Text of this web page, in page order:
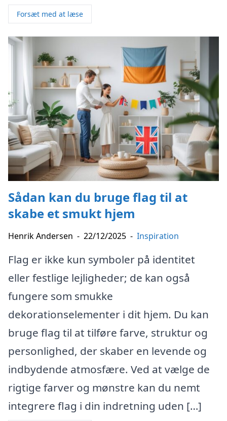
Forsæt med at læse
Sådan kan du bruge flag til at
skabe et smukt hjem
Henrik Andersen - 22/12/2025 - Inspiration
Flag er ikke kun symboler på identitet
eller festlige lejligheder; de kan også
fungere som smukke
dekorationselementer i dit hjem. Du kan
bruge flag til at tilføre farve, struktur og
personlighed, der skaber en levende og
indbydende atmosfære. Ved at vælge de
rigtige farver og mønstre kan du nemt
integrere flag i din indretning uden […]